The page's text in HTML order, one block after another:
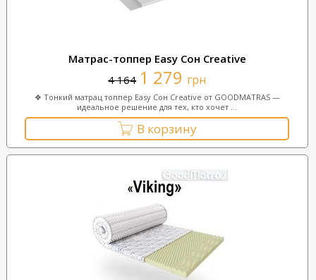
Матрас-топпер Easy Сон Creative
4 164 1 279 грн
❖ Тонкий матрац топпер Easy Сон Creative от GOODMATRAS —
идеальное решение для тех, кто хочет ...
В корзину